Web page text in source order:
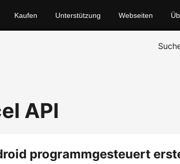
Kaufen Unterstützung Webseiten
API
programmgesteuert